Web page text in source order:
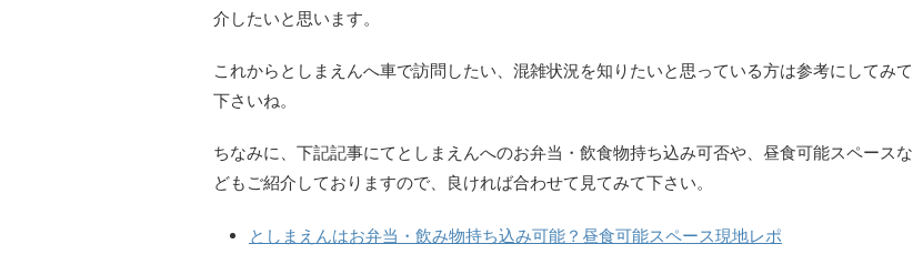
介したいと思います。
これからとしまえんへ車で訪問したい、混雑状況を知りたいと思っている方は参考にしてみて
下さいね。
ちなみに、下記記事にてとしまえんへのお弁当・飲食物持ち込み可否や、昼食可能スペースな
どもご紹介しておりますので、良ければ合わせて見てみて下さい。
としまえんはお弁当・飲み物持ち込み可能？昼食可能スペース現地レポ